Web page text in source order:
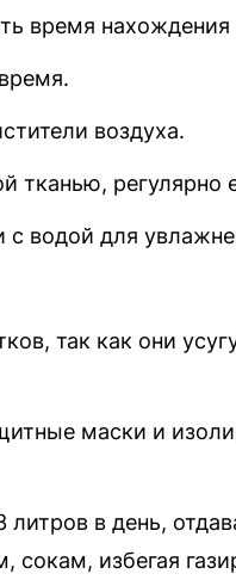
время нахождения
воздуха.
тканью, регулярно
водой для
так как они
маски и
в день,
избегая